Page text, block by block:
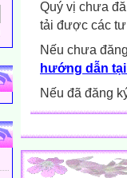
Quý vị chưa
tải được các
Nếu chưa
hướng dẫn
Nếu đã đăng